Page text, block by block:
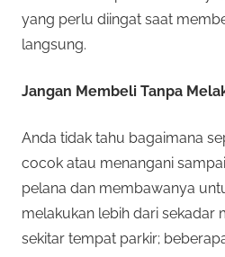
yang perlu diingat saat
langsung.
Jangan Membeli Tanpa
Anda tidak tahu bagaimana
cocok atau menangani
pelana dan membawanya
melakukan lebih dari sekadar
sekitar tempat parkir;